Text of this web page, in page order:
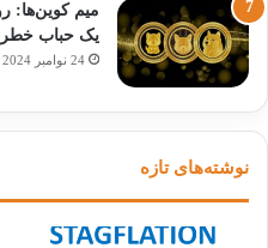
میم کوین‌ها:
یک حباب
24 نوامبر 2024
نوشته‌های تازه